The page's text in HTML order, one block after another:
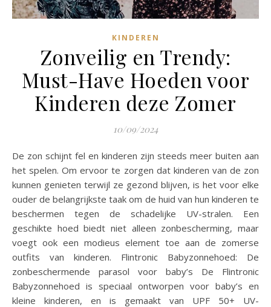
KINDEREN
Zonveilig en Trendy:
Must-Have Hoeden voor
Kinderen deze Zomer
10/09/2024
De zon schijnt fel en kinderen zijn steeds meer buiten aan
het spelen. Om ervoor te zorgen dat kinderen van de zon
kunnen genieten terwijl ze gezond blijven, is het voor elke
ouder de belangrijkste taak om de huid van hun kinderen te
beschermen tegen de schadelijke UV-stralen. Een
geschikte hoed biedt niet alleen zonbescherming, maar
voegt ook een modieus element toe aan de zomerse
outfits van kinderen. Flintronic Babyzonnehoed: De
zonbeschermende parasol voor baby’s De Flintronic
Babyzonnehoed is speciaal ontworpen voor baby’s en
kleine kinderen, en is gemaakt van UPF 50+ UV-